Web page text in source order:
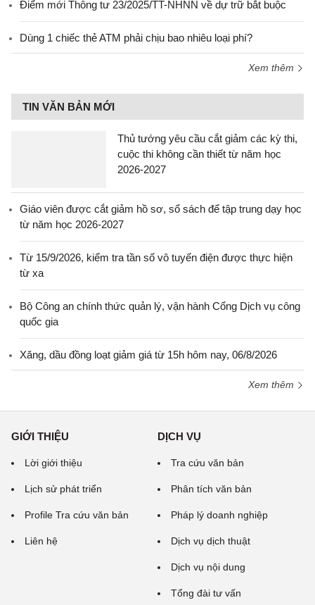
Điểm mới Thông tư 23/2025/TT-NHNN về dự trữ bắt buộc
Dùng 1 chiếc thẻ ATM phải chịu bao nhiêu loại phí?
Xem thêm
TIN VĂN BẢN MỚI
Thủ tướng yêu cầu cắt giảm các kỳ thi,
cuộc thi không cần thiết từ năm học
2026-2027
Giáo viên được cắt giảm hồ sơ, sổ sách để tập trung dạy học
từ năm học 2026-2027
Từ 15/9/2026, kiểm tra tần số vô tuyến điện được thực hiện
từ xa
Bộ Công an chính thức quản lý, vận hành Cổng Dịch vụ công
quốc gia
Xăng, dầu đồng loạt giảm giá từ 15h hôm nay, 06/8/2026
Xem thêm
GIỚI THIỆU
Lời giới thiệu
Lịch sử phát triển
Profile Tra cứu văn bản
Liên hệ
DỊCH VỤ
Tra cứu văn bản
Phân tích văn bản
Pháp lý doanh nghiệp
Dịch vụ dịch thuật
Dịch vụ nội dung
Tổng đài tư vấn